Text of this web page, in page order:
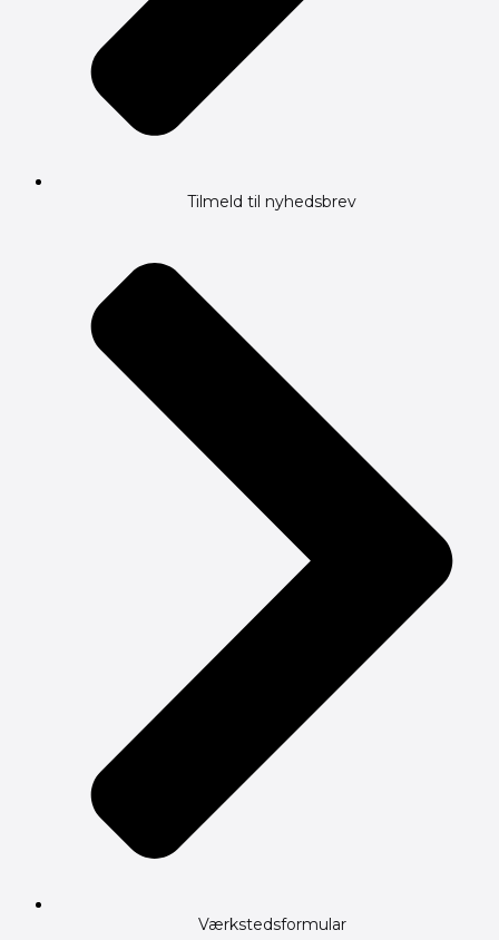
Tilmeld til nyhedsbrev
Værkstedsformular